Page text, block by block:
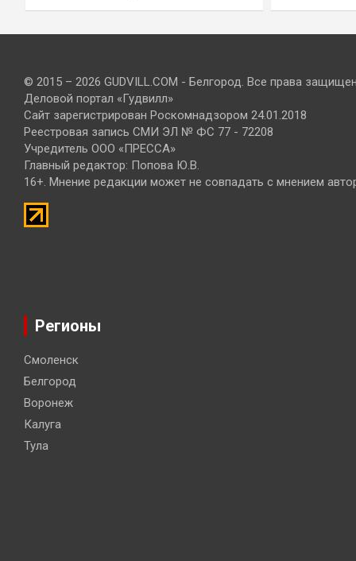
© 2015 – 2026 GUDVILL.COM - Белгород. Все права
Деловой портал «Гудвилл»
Сайт зарегистрирован Роскомнадзором 24.01.2018
Реестровая запись СМИ ЭЛ № ФС 77 - 72208
Учредитель ООО «ПРЕССА»
Главный редактор: Попова Ю.В.
16+. Мнение редакции может не совпадать с мнением
Регионы
Смоленск
Белгород
Воронеж
Калуга
Тула